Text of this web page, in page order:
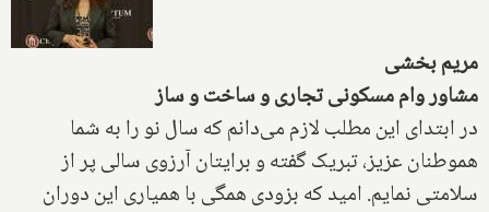
مریم بخشی
مشاور وام مسکونی تجاری و ساخت و ساز
در ابتدای این مطلب لازم می‌دانم که سال نو را به شما
هموطنان عزیز، تبریک گفته و برایتان آرزوی سالی پر از
سلامتی نمایم. امید که بزودی همگی با همیاری این دوران